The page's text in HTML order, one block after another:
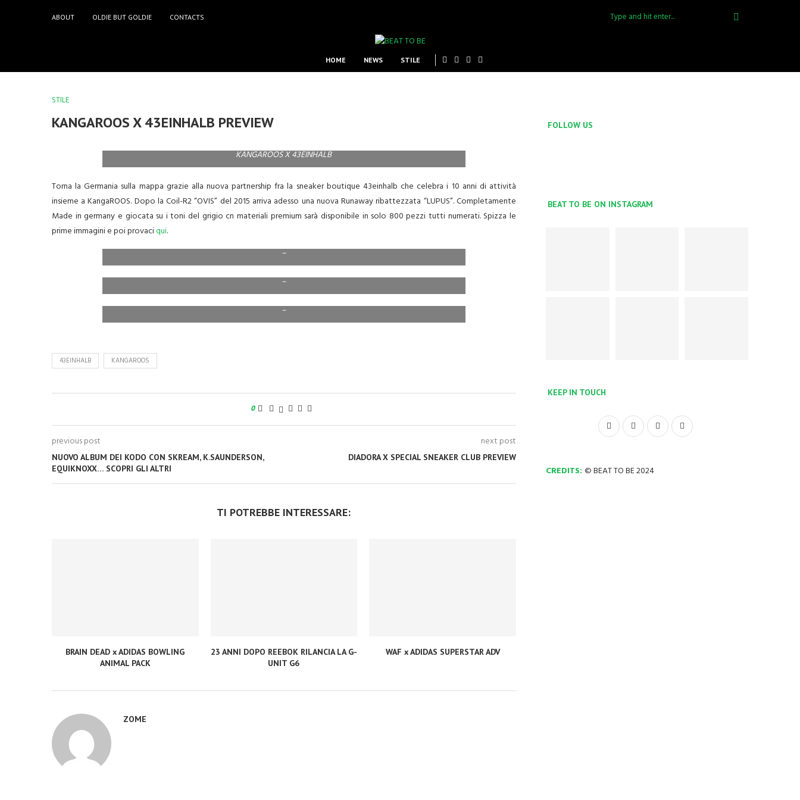
ABOUT OLDIE BUT GOLDIE CONTACTS
HOME NEWS STILE
STILE
KANGAROOS X 43EINHALB PREVIEW
KANGAROOS X 43EINHALB
Torna la Germania sulla mappa grazie alla nuova partnership fra la sneaker boutique 43einhalb che celebra i 10 anni di attività
insieme a KangaROOS. Dopo la Coil-R2 “OVIS” del 2015 arriva adesso una nuova Runaway ribattezzata “LUPUS”. Completamente
Made in germany e giocata su i toni del grigio cn materiali premium sarà disponibile in solo 800 pezzi tutti numerati. Spizza le
prime immagini e poi provaciqui.
–
–
–
43EINHALB KANGAROOS
0
previous post
NUOVO ALBUM DEI KODO CON SKREAM, K.SAUNDERSON,
EQUIKNOXX… SCOPRI GLI ALTRI
next post
DIADORA X SPECIAL SNEAKER CLUB PREVIEW
TI POTREBBE INTERESSARE:
BRAIN DEAD x ADIDAS BOWLING
ANIMAL PACK
23 ANNI DOPO REEBOK RILANCIA LA G-
UNIT G6
WAF x ADIDAS SUPERSTAR ADV
ZOME
FOLLOW US
BEAT TO BE ON INSTAGRAM
KEEP IN TOUCH
CREDITS: © BEAT TO BE 2024